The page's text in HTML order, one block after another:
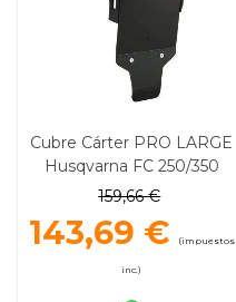
Cubre Cárter PRO LARGE
Husqvarna FC 250/350
KTM SX-F 250/350 (16-18)
159,66 €
143,69 € (impuestos
inc.)